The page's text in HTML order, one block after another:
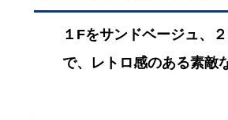
１Fをサンドベージュ、
で、レトロ感のある素敵